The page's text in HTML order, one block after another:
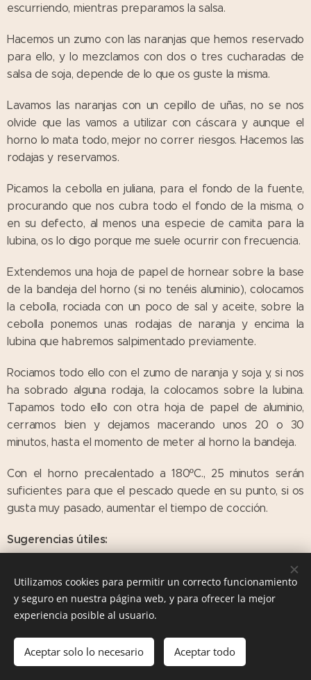
escurriendo, mientras preparamos la salsa.
Hacemos un zumo con las naranjas que hemos reservado
para ello, y lo mezclamos con dos o tres cucharadas de
salsa de soja, depende de lo que os guste la misma.
Lavamos las naranjas con un cepillo de uñas, no se nos
olvide que las vamos a utilizar con cáscara y aunque el
horno lo mata todo, mejor no correr riesgos. Hacemos las
rodajas y reservamos.
Picamos la cebolla en juliana, para el fondo de la fuente,
procurando que nos cubra todo el fondo de la misma, o
en su defecto, al menos una especie de camita para la
lubina, os lo digo porque me suele ocurrir con frecuencia.
Extendemos una hoja de papel de hornear sobre la base
de la bandeja del horno (si no tenéis aluminio), colocamos
la cebolla, rociada con un poco de sal y aceite, sobre la
cebolla ponemos unas rodajas de naranja y encima la
lubina que habremos salpimentado previamente.
Rociamos todo ello con el zumo de naranja y soja y, si nos
ha sobrado alguna rodaja, la colocamos sobre la lubina.
Tapamos todo ello con otra hoja de papel de aluminio,
cerramos bien y dejamos macerando unos 20 o 30
minutos, hasta el momento de meter al horno la bandeja.
Con el horno precalentado a 180ºC., 25 minutos serán
suficientes para que el pescado quede en su punto, si os
gusta muy pasado, aumentar el tiempo de cocción.
Sugerencias útiles:
En lugar de salsa de soja, podemos poner un vaso de vino
blanco, ese suele ser mi caso.
Podéis poner unos tomatitos cherris para acompañar y
una buena guarnición suelen ser laspatatas al horno para
guarnición.
Utilizamos cookies para permitir un correcto funcionamiento
y seguro en nuestra página web, y para ofrecer la mejor
experiencia posible al usuario.
Aceptar solo lo necesario Aceptar todo